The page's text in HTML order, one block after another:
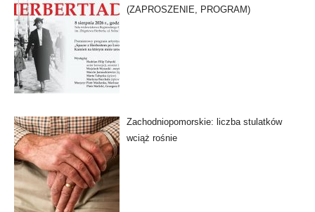
(ZAPROSZENIE, PROGRAM)
Zachodniopomorskie: liczba stulatków
wciąż rośnie